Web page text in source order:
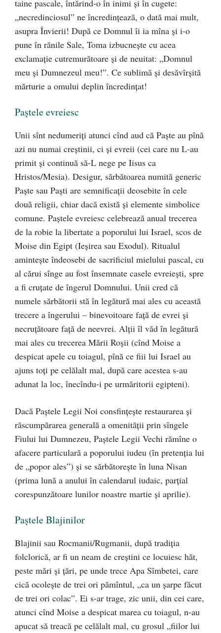
taine pascale, întărind-o în inimi şi în cugete:
„necredinciosul” ne încredinţează, o dată mai mult,
asupra Învierii! După ce Domnul îi ia mîna şi i-o
pune în rănile Sale, Toma izbucneşte cu acea
exclamaţie cutremurătoare şi de neuitat: „Domnul
meu şi Dumnezeul meu!”. Ce sublimă şi desăvîrşită
mărturie a omului deplin încredinţat!
Paştele evreiesc
Unii sînt nedumeriţi atunci cînd aud că Paşte au pînă
azi nu numai creştinii, ci şi evreii (cei care nu L-au
primit şi continuă să-L nege pe Iisus ca
Hristos/Mesia). Desigur, sărbătoarea numită generic
Paşte sau Paşti are semnificaţii deosebite în cele
două religii, chiar dacă există şi elemente simbolice
comune. Paştele evreiesc celebrează anual trecerea
de la robie la libertate a poporului lui Israel, scos de
Moise din Egipt (Ieşirea sau Exodul). Ritualul
aminteşte îndeosebi de sacrificiul mielului pascal, cu
al cărui sînge au fost însemnate casele evreieşti, spre
a fi cruţate de îngerul Domnului. Unii cred că
numele sărbătorii stă în legătură mai ales cu această
trecere a îngerului – binevoitoare faţă de evrei şi
necruţătoare faţă de neevrei. Alţii îl văd în legătură
mai ales cu trecerea Mării Roşii (cînd Moise a
despicat apele cu toiagul, pînă ce fiii lui Israel au
ajuns toţi pe celălalt mal, după care acestea s-au
adunat la loc, înecîndu-i pe urmăritorii egipteni).
Dacă Paştele Legii Noi consfinţeşte restaurarea şi
răscumpărarea generală a omenităţii prin sîngele
Fiului lui Dumnezeu, Paştele Legii Vechi rămîne o
afacere particulară a poporului iudeu (în pretenţia lui
de „popor ales”) şi se sărbătoreşte în luna Nisan
(prima lună a anului în calendarul iudaic, parţial
corespunzătoare lunilor noastre martie şi aprilie).
Paştele Blajinilor
Blajinii sau Rocmanii/Rugmanii, după tradiția
folclorică, ar fi un neam de creştini ce locuiesc hăt,
peste mări şi ţări, pe unde trece Apa Sîmbetei, care
cică ocoleşte de trei ori pămîntul, „ca un şarpe făcut
de trei ori colac”. Ei s-ar trage, zic unii, din cei care,
atunci cînd Moise a despicat marea cu toiagul, n-au
apucat să treacă pe celălalt mal, cu grosul „fiilor lui